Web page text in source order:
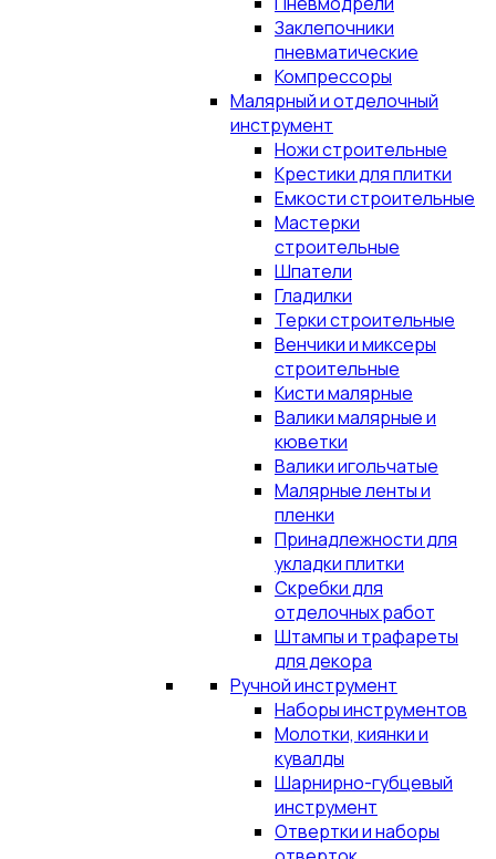
Заклепочники
пневматические
Компрессоры
Малярный и отделочный
инструмент
Ножи строительные
Крестики для плитки
Емкости строительные
Мастерки
строительные
Шпатели
Гладилки
Терки строительные
Венчики и миксеры
строительные
Кисти малярные
Валики малярные и
кюветки
Валики игольчатые
Малярные ленты и
пленки
Принадлежности для
укладки плитки
Скребки для
отделочных работ
Штампы и трафареты
для декора
Ручной инструмент
Наборы инструментов
Молотки, киянки и
кувалды
Шарнирно-губцевый
инструмент
Отвертки и наборы